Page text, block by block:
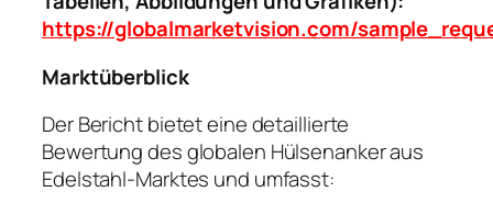
https://globalmarketvision.com/
Marktüberblick
Der Bericht bietet eine detaillierte
Bewertung des globalen Hülsenanker aus
Edelstahl-Marktes und umfasst: